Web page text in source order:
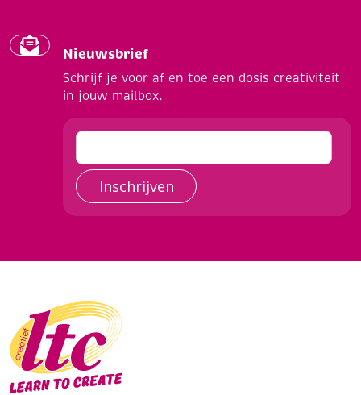
Nieuwsbrief
Schrijf je voor af en toe een dosis creativiteit
in jouw mailbox.
Inschrijven